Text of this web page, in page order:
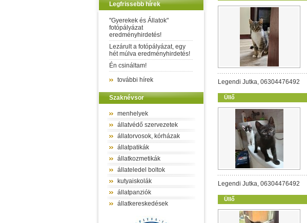
Legfrissebb hírek
"Gyerekek és Állatok"
fotópályázat
eredményhirdetés!
Lezárult a fotópályázat, egy
hét múlva eredményhirdetés!
Én csináltam!
további hírek
Szaknévsor
menhelyek
állatvédő szervezetek
állatorvosok, kórházak
állatpatikák
állatkozmetikák
állateledel boltok
kutyaiskolák
állatpanziók
állatkereskedések
Legendi Jutka, 06304476492
Üllő
Legendi Jutka, 06304476492
Üllő